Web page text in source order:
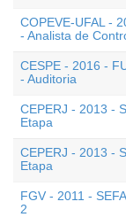
COPEVE-UFAL -
- Analista de
CESPE - 2016 -
- Auditoria
CEPERJ - 2013 -
Etapa
CEPERJ - 2013 -
Etapa
FGV - 2011 -
2